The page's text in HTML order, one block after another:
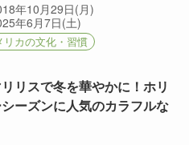
年10月29日(月)
年6月7日(土)
リカの文化・習慣
リスで冬を華やかに！ホリ
ーズンに人気のカラフルな